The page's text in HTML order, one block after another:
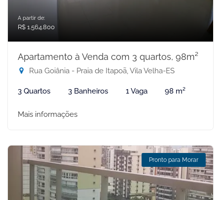
A partir de:
R$ 1.564.800
Apartamento à Venda com 3 quartos, 98m²
Rua Goiânia - Praia de Itapoã, Vila Velha-ES
3 Quartos 3 Banheiros 1 Vaga 98 m²
Mais informações
Pronto para Morar